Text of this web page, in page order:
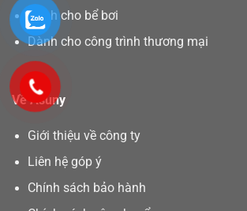
Dành cho bể bơi
Dành cho công trình thương mại
Về Asuny
Giới thiệu về công ty
Liên hệ góp ý
Chính sách bảo hành